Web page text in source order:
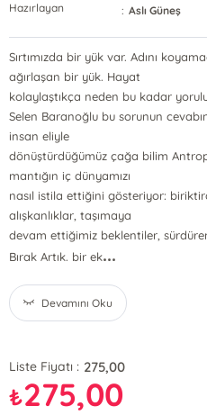
Hazırlayan : Aslı Güneş
Sırtımızda bir yük var. Adını
ağırlaşan bir yük. Hayat
kolaylaştıkça neden bu kadar
Selen Baranoğlu bu sorunun
insan eliyle
dönüştürdüğümüz çağa bilim
mantığın iç dünyamızı
nasıl istila ettiğini gösteriyor:
alışkanlıklar, taşımaya
devam ettiğimiz beklentiler,
Bırak Artık. bir ek...
Devamını Oku
Liste Fiyatı : 275,00
₺275,00